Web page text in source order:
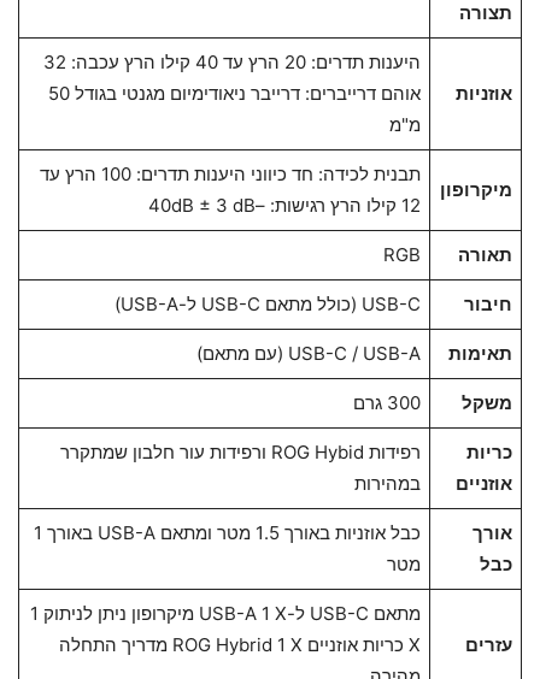
תצורה
אוזניות
היענות תדרים: 20 הרץ עד 40 קילו הרץ עכבה: 32
אוהם דרייברים: דרייבר ניאודימיום מגנטי בגודל 50
מ"מ
מיקרופון
תבנית לכידה: חד כיווני היענות תדרים: 100 הרץ עד
12 קילו הרץ רגישות: –40dB ± 3 dB
תאורה RGB
חיבור USB-C (כולל מתאם USB-C ל-USB-A)
תאימות USB-C / USB-A (עם מתאם)
משקל 300 גרם
כריות
אוזניים
רפידות ROG Hybid ורפידות עור חלבון שמתקרר
במהירות
אורך
כבל
כבל אוזניות באורך 1.5 מטר ומתאם USB-A באורך 1
מטר
עזרים
מתאם USB-C ל-USB-A 1 X מיקרופון ניתן לניתוק 1
X כריות אוזניים ROG Hybrid 1 X מדריך התחלה